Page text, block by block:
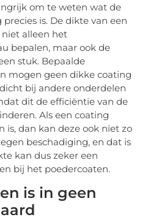
om te weten wat de
is. De dikte van een
alleen het
bepalen, maar ook de
stuk. Bepaalde
mogen geen dikke coating
bij andere onderdelen
dit de efficiëntie van de
Als een coating
is, dan kan deze ook niet zo
beschadiging, en dat is
kan dus zeker een
bij het poedercoaten.
is in geen